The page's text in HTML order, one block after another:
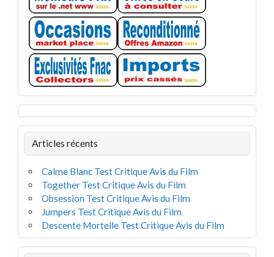
Articles récents
Calme Blanc Test Critique Avis du Film
Together Test Critique Avis du Film
Obsession Test Critique Avis du Film
Jumpers Test Critique Avis du Film
Descente Mortelle Test Critique Avis du Film